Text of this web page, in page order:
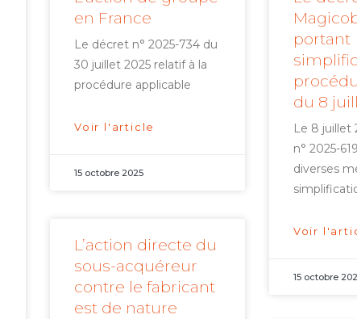
en France
Le décret n° 2025-734 du
30 juillet 2025 relatif à la
procédure applicable
Voir l'article
15 octobre 2025
portant
du 8
Le 8 juillet
n° 2025-
diverses
Voir
15 octobre
L’action directe du
sous-acquéreur
contre le fabricant
est de nature